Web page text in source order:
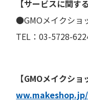
【サービスに関す
●GMOメイクショ
TEL：03-5728-
【GMOメイクシ
ww.makeshop.jp/